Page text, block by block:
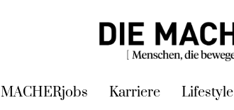
MACHERjobs Karriere Lifestyle